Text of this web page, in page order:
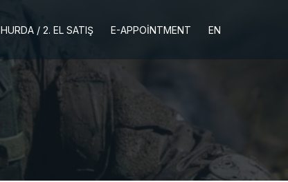
HURDA / 2. EL SATIŞ E-APPOINTMENT EN